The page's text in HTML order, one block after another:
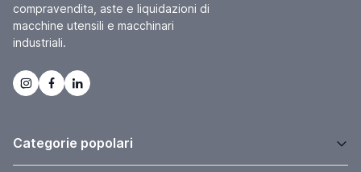
compravendita, aste e liquidazioni di
macchine utensili e macchinari
industriali.
Categorie popolari